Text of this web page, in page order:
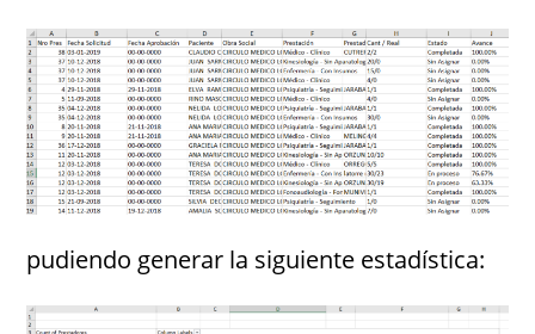
pudiendo generar la siguiente estadística: